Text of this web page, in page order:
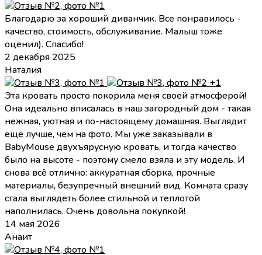
Благодарю за хороший диванчик. Все понравилось -
качество, стоимость, обслуживание. Малыш тоже
оценил). Спасибо!
2 декабря 2025
Наталия
+1
Эта кровать просто покорила меня своей атмосферой!
Она идеально вписалась в наш загородный дом - такая
нежная, уютная и по-настоящему домашняя. Выглядит
ещё лучше, чем на фото. Мы уже заказывали в
BabyMouse двухъярусную кровать, и тогда качество
было на высоте - поэтому смело взяла и эту модель. И
снова всё отлично: аккуратная сборка, прочные
материалы, безупречный внешний вид. Комната сразу
стала выглядеть более стильной и теплотой
наполнилась. Очень довольна покупкой!
14 мая 2026
Анаит